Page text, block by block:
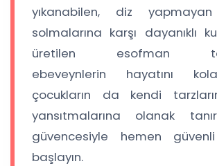
yıkanabilen, diz
solmalarına karşı dayanıklı
üretilen esofman
ebeveynlerin hayatını
çocukların da kendi
yansıtmalarına olanak
güvencesiyle hemen
başlayın.